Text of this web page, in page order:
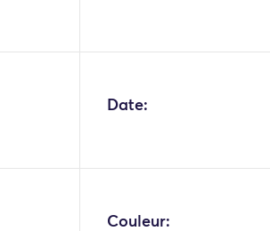
Date:
Couleur: